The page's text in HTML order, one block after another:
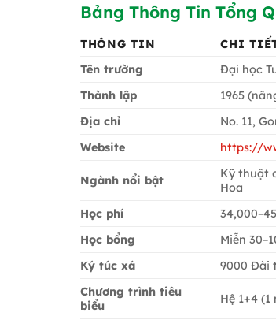
Bảng Thông Tin Tổng
THÔNG TIN
CHI
Tên trường
Đại học
Thành lập
1965
Địa chỉ
No. 11,
Website
https://
Ngành nổi bật
Kỹ thuật
Hoa
Học phí
Học bổng
Miễn
Ký túc xá
9000 Đài
Chương trình tiêu
biểu
Hệ 1+4